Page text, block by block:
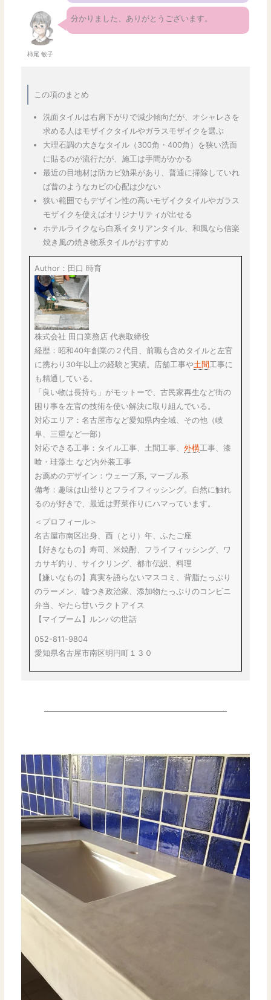
柿尾 敏子
分かりました、ありがとうございます。
この項のまとめ
洗面タイルは右肩下がりで減少傾向だが、オシャレさを
求める人はモザイクタイルやガラスモザイクを選ぶ
大理石調の大きなタイル（300角・400角）を狭い洗面
に貼るのが流行だが、施工は手間がかかる
最近の目地材は防カビ効果があり、普通に掃除していれ
ば昔のようなカビの心配は少ない
狭い範囲でもデザイン性の高いモザイクタイルやガラス
モザイクを使えばオリジナリティが出せる
ホテルライクなら白系イタリアンタイル、和風なら信楽
焼き風の焼き物系タイルがおすすめ
Author：田口 時育
株式会社 田口業務店 代表取締役
経歴：昭和40年創業の２代目、前職も含めタイルと左官
に携わり30年以上の経験と実績。店舗工事や土間工事に
も精通している。
「良い物は長持ち」がモットーで、古民家再生など街の
困り事を左官の技術を使い解決に取り組んでいる。
対応エリア：名古屋市など愛知県内全域、その他（岐
阜、三重など一部）
対応できる工事：タイル工事、土間工事、外構工事、漆
喰・珪藻土 など内外装工事
お薦めのデザイン：ウェーブ系, マーブル系
備考：趣味は山登りとフライフィッシング。自然に触れ
るのが好きで、最近は野菜作りにハマっています。
＜プロフィール＞
名古屋市南区出身、酉（とり）年、ふたご座
【好きなもの】寿司、米焼酎、フライフィッシング、ワ
カサギ釣り、サイクリング、都市伝説、料理
【嫌いなもの】真実を語らないマスコミ、背脂たっぷり
のラーメン、嘘つき政治家、添加物たっぷりのコンビニ
弁当、やたら甘いラクトアイス
【マイブーム】ルンバの世話
052-811-9804
愛知県名古屋市南区明円町１３０